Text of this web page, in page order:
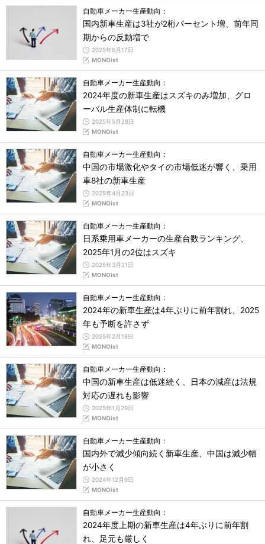
自動車メーカー生産動向：
国内新車生産は3社が2桁パーセント増、前年同
期からの反動増で
2025年6月17日
MONOist
自動車メーカー生産動向：
2024年度の新車生産はスズキのみ増加、グロ
ーバル生産体制に転機
2025年5月29日
MONOist
自動車メーカー生産動向：
中国の市場激化やタイの市場低迷が響く、乗用
車8社の新車生産
2025年4月23日
MONOist
自動車メーカー生産動向：
日系乗用車メーカーの生産台数ランキング、
2025年1月の2位はスズキ
2025年3月21日
MONOist
自動車メーカー生産動向：
2024年の新車生産は4年ぶりに前年割れ、2025
年も予断を許さず
2025年2月18日
MONOist
自動車メーカー生産動向：
中国の新車生産は低迷続く、日本の減産は法規
対応の遅れも影響
2025年1月29日
MONOist
自動車メーカー生産動向：
国内外で減少傾向続く新車生産、中国は減少幅
が小さく
2024年12月9日
MONOist
自動車メーカー生産動向：
2024年度上期の新車生産は4年ぶりに前年割
れ、足元も厳しく